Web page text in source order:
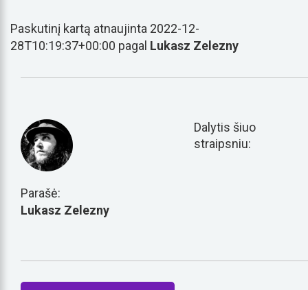
Paskutinį kartą atnaujinta 2022-12-
28T10:19:37+00:00 pagal Lukasz Zelezny
Parašė:
Lukasz Zelezny
Dalytis šiuo
straipsniu: